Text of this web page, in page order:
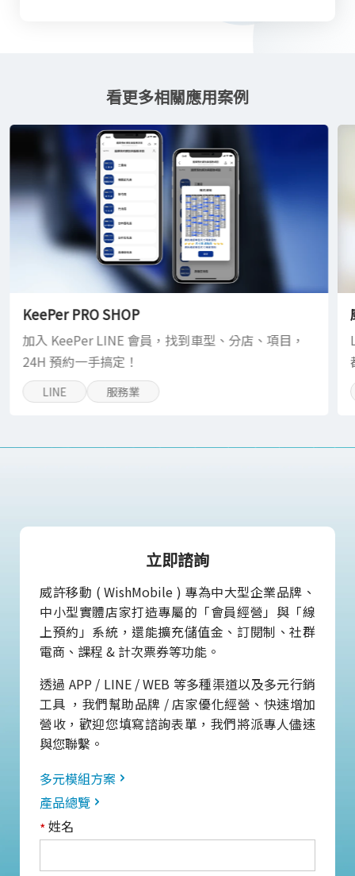
看更多相關應用案例
KeePer PRO SHOP
加入 KeePer LINE 會員，找到車型、分店、項目，
24H 預約一手搞定！
LINE 服務業
立即諮詢
威許移動 ( WishMobile ) 專為中大型企業品牌、
中小型實體店家打造專屬的「會員經營」與「線
上預約」系統，還能擴充儲值金、訂閱制、社群
電商、課程 & 計次票券等功能。
透過 APP / LINE / WEB 等多種渠道以及多元行銷
工具 ，我們幫助品牌 / 店家優化經營、快速增加
營收，歡迎您填寫諮詢表單，我們將派專人儘速
與您聯繫。
多元模組方案
產品總覽
*姓名